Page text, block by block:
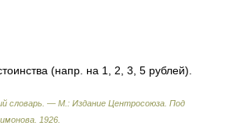
(напр. на 1, 2, 3, 5 рублей).
словарь. — М.: Издание Центросоюза Под
1926